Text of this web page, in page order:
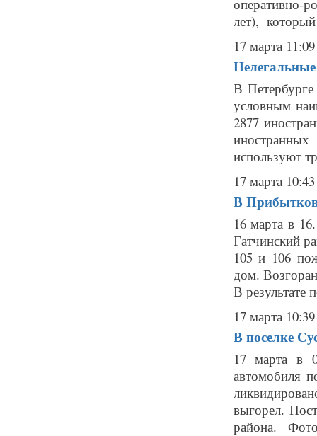
оперативно-
лет),
17 марта 11:09
В
условным
2877
используют
17 марта 10:43
В
16 марта в
Гатчинский
105 и 106
дом.
В результате
17 марта 10:39
В поселке
17 марта в
автомобиля
выгорел.
района.